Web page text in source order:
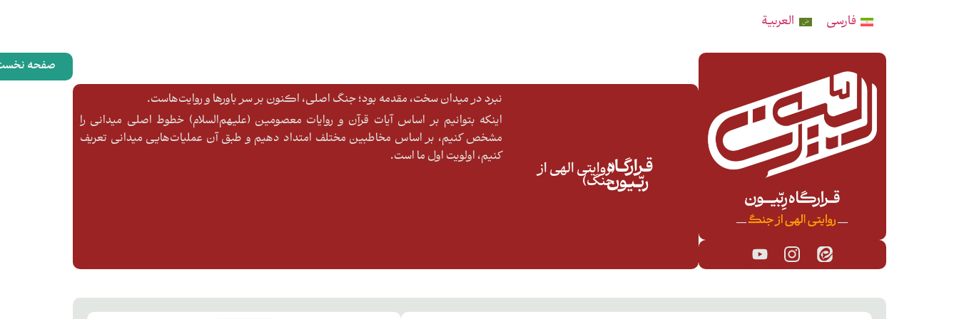
فارسی العربية
قـرارگــاه
ربّـیـون
(روایتی الهی از
جنگ)
نبرد در میدان سخت، مقدمه بود؛ جنگ اصلی، اکنون بر سر باورها و روایت‌هاست.
اینکه بتوانیم بر اساس آیات قرآن و روایات معصومین (علیهم‌السلام) خطوط اصلی میدانی را
مشخص کنیم، بر اساس مخاطبین مختلف امتداد دهیم و طبق آن عملیات‌هایی میدانی تعریف
کنیم، اولویت اول ما است.
صفحه